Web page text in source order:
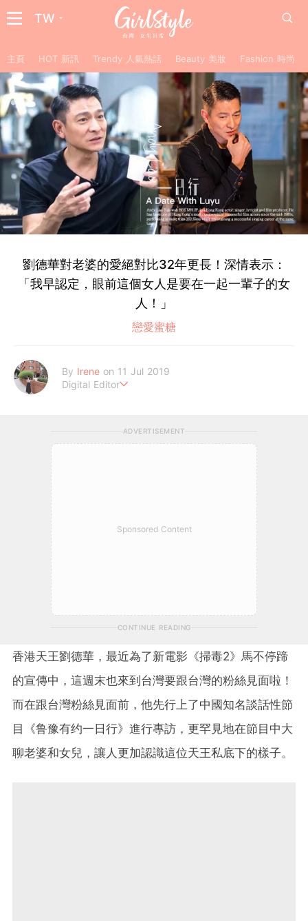
TW
主頁 HOT 新訊 Trendy 人氣熱話 Beauty 美妝 Fashion 時尚
劉德華對老婆的愛絕對比32年更長！深情表示：
「我早認定，眼前這個女人是要在一起一輩子的女
人！」
戀愛蜜糖
By Irene on 11 Jul 2019
Digital Editor
ADVERTISEMENT
Sponsored Content
CONTINUE READING
香港天王劉德華，最近為了新電影《掃毒2》馬不停蹄
的宣傳中，這週末也來到台灣要跟台灣的粉絲見面啦！
而在跟台灣粉絲見面前，他先行上了中國知名談話性節
目《鲁豫有约一日行》進行專訪，更罕見地在節目中大
聊老婆和女兒，讓人更加認識這位天王私底下的樣子。